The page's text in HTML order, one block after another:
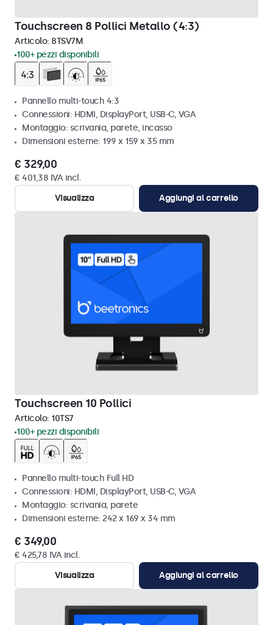
Touchscreen 8 Pollici Metallo (4:3)
Articolo: 8TSV7M
100+ pezzi disponibili
Pannello multi-touch 4:3
Connessioni: HDMI, DisplayPort, USB-C, VGA
Montaggio: scrivania, parete, incasso
Dimensioni esterne: 199 x 159 x 35 mm
€ 329,00
€ 401,38 IVA incl.
Visualizza
Aggiungi al carrello
Touchscreen 10 Pollici
Articolo: 10TS7
100+ pezzi disponibili
Pannello multi-touch Full HD
Connessioni: HDMI, DisplayPort, USB-C, VGA
Montaggio: scrivania, parete
Dimensioni esterne: 242 x 169 x 34 mm
€ 349,00
€ 425,78 IVA incl.
Visualizza
Aggiungi al carrello